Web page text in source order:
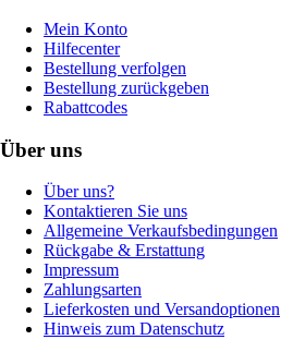
Mein Konto
Hilfecenter
Bestellung verfolgen
Bestellung zurückgeben
Rabattcodes
Über uns
Über uns?
Kontaktieren Sie uns
Allgemeine Verkaufsbedingungen
Rückgabe & Erstattung
Impressum
Zahlungsarten
Lieferkosten und Versandoptionen
Hinweis zum Datenschutz